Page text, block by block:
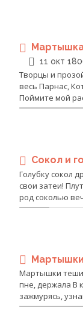
11 окт
Творцы и
весь Парнас,
Поймите мой
Сокол и
Голубку сокол
свои затеи!
род соколью
Мартышки
пне, держала В
зажмурясь,